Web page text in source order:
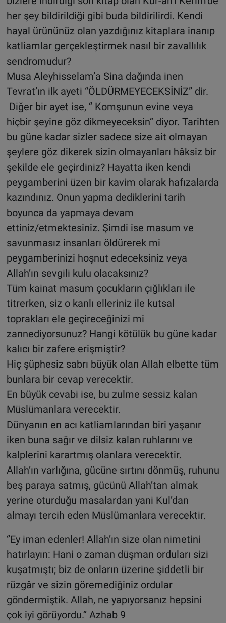
her şey bildirildiği gibi buda bildirilirdi. Kendi
hayal ürününüz olan yazdığınız kitaplara inanıp
katliamlar gerçekleştirmek nasıl bir zavallılık
sendromudur?
Musa Aleyhisselam’a Sina dağında inen
Tevrat’ın ilk ayeti “ÖLDÜRMEYECEKSİNİZ” dir.
Diğer bir ayet ise, ‘’ Komşunun evine veya
hiçbir şeyine göz dikmeyeceksin” diyor. Tarihten
bu güne kadar sizler sadece size ait olmayan
şeylere göz dikerek sizin olmayanları hâksiz bir
şekilde ele geçirdiniz? Hayatta iken kendi
peygamberini üzen bir kavim olarak hafızalarda
kazındınız. Onun yapma dediklerini tarih
boyunca da yapmaya devam
ettiniz/etmektesiniz. Şimdi ise masum ve
savunmasız insanları öldürerek mi
peygamberinizi hoşnut edeceksiniz veya
Allah’ın sevgili kulu olacaksınız?
Tüm kainat masum çocukların çığlıkları ile
titrerken, siz o kanlı elleriniz ile kutsal
toprakları ele geçireceğinizi mi
zannediyorsunuz? Hangi kötülük bu güne kadar
kalıcı bir zafere erişmiştir?
Hiç şüphesiz sabrı büyük olan Allah elbette tüm
bunlara bir cevap verecektir.
En büyük cevabi ise, bu zulme sessiz kalan
Müslümanlara verecektir.
Dünyanın en acı katliamlarından biri yaşanır
iken buna sağır ve dilsiz kalan ruhlarını ve
kalplerini karartmış olanlara verecektir.
Allah’ın varlığına, gücüne sırtını dönmüş, ruhunu
beş paraya satmış, gücünü Allah’tan almak
yerine oturduğu masalardan yani Kul’dan
almayı tercih eden Müslümanlara verecektir.
‘’Ey iman edenler! Allah’ın size olan nimetini
hatırlayın: Hani o zaman düşman orduları sizi
kuşatmıştı; biz de onların üzerine şiddetli bir
rüzgâr ve sizin göremediğiniz ordular
göndermiştik. Allah, ne yapıyorsanız hepsini
çok iyi görüyordu.’’ Azhab 9